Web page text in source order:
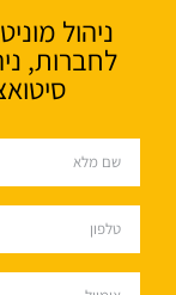
ניהול
לחברות,